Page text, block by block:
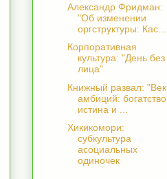
Александр Фридман:
"Об изменении
оргструктуры: Кас...
Корпоративная
культура: "День без
лица"
Книжный развал: "Век
амбиций: богатство,
истина и ...
Хикикомори:
субкультура
асоциальных
одиночек